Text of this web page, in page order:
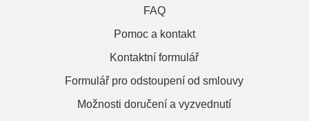
FAQ
Pomoc a kontakt
Kontaktní formulář
Formulář pro odstoupení od smlouvy
Možnosti doručení a vyzvednutí